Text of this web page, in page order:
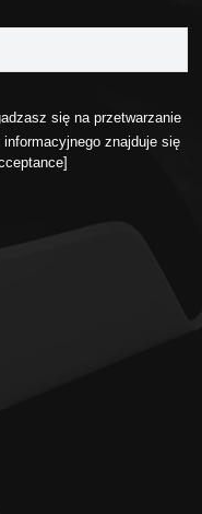
się na przetwarzanie
znajduje się